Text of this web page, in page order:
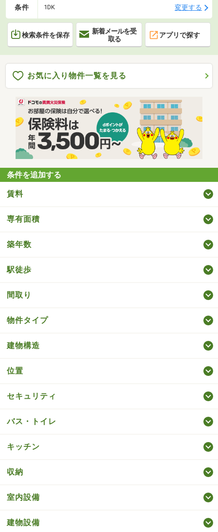
条件 1DK 変更する
検索条件を保存
新着メールを受
取る
アプリで探す
お気に入り物件一覧を見る
条件を追加する
賃料
専有面積
築年数
駅徒歩
間取り
物件タイプ
建物構造
位置
セキュリティ
バス・トイレ
キッチン
収納
室内設備
建物設備